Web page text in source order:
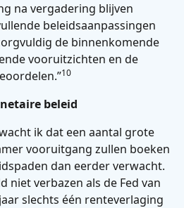
na vergadering blijven
beleidsaanpassingen
de binnenkomende
vooruitzichten en de
10
beleid
ik dat een aantal grote
vooruitgang zullen boeken
dan eerder verwacht.
niet verbazen als de Fed van
slechts één renteverlaging